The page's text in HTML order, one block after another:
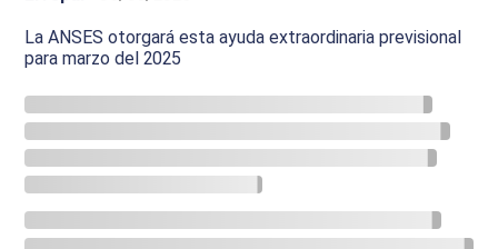
La ANSES otorgará esta ayuda extraordinaria previsional
para marzo del 2025